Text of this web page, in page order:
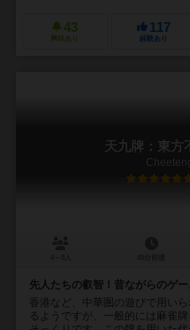
43
興味あり
117
経験あり
天九牌：東方
先人たちの叡智！昔ながらのゲー
香港など、中華圏の遊びで用い
るようですが、一般的には麻雀